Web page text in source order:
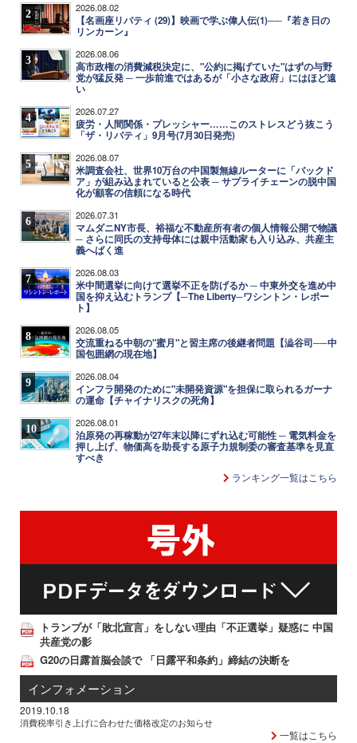
2 2026.08.02
【名画座リバティ (29)】映画で学ぶ偉人伝(1)──『若き日の
リンカーン』
3 2026.08.06
高市政権の消費減税決定に、"公約に掲げていた"はずの与野
党が猛反発 ─ 一歩前進ではあるが「小さな政府」にはほど遠
い
4 2026.07.27
疲労・人間関係・プレッシャー……このストレスどう抜こう
「ザ・リバティ」9月号(7月30日発売)
5 2026.08.07
米調査会社、世界10万台の中国製無線ルーターに「バックド
ア」が組み込まれていると公表 ─ サプライチェーンの脱中国
化が顧客の信頼になる時代
6 2026.07.31
マムダニNY市長、裕福な不動産所有者の個人情報公開で物議
─ さらに同氏の支持母体には親中活動家も入り込み、共産主
義へばく進
7 2026.08.03
米中間選挙に向けて選挙不正を防げるか ─ 中東外交を進め中
国を抑え込むトランプ【─The Liberty─ワシントン・レポー
ト】
8 2026.08.05
交流重ねる中朝の"蜜月"と習主席の後継者問題【澁谷司──中
国包囲網の現在地】
9 2026.08.04
インフラ開発のために"未開発資源"を担保に取られるガーナ
の運命【チャイナリスクの死角】
10 2026.08.01
泊原発の再稼動が27年末以降にずれ込む可能性 ─ 電気料金を
押し上げ、物価高を助長する原子力規制委の審査基準を見直
すべき
ランキング一覧はこちら
トランプが「敗北宣言」をしない理由「不正選挙」疑惑に 中国
共産党の影
G20の日露首脳会談で 「日露平和条約」締結の決断を
インフォメーション
2019.10.18
消費税率引き上げに合わせた価格改定のお知らせ
一覧はこちら